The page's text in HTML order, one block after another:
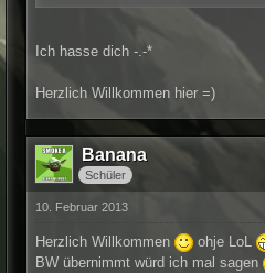
Ich hasse dich -.-*
Herzlich Willkommen hier =)
Banana
Schüler
10. Februar 2013
Herzlich Willkommen ohje LoL
BW übernimmt würd ich mal sagen